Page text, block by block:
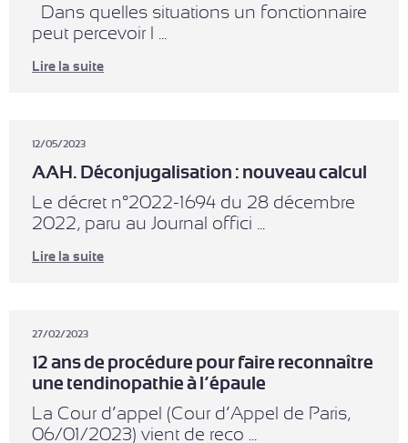
Dans quelles situations un fonctionnaire
peut percevoir l ...
Lire la suite
12/05/2023
AAH. Déconjugalisation : nouveau calcul
Le décret n°2022-1694 du 28 décembre
2022, paru au Journal offici ...
Lire la suite
27/02/2023
12 ans de procédure pour faire reconnaître
une tendinopathie à l’épaule
La Cour d’appel (Cour d’Appel de Paris,
06/01/2023) vient de reco ...